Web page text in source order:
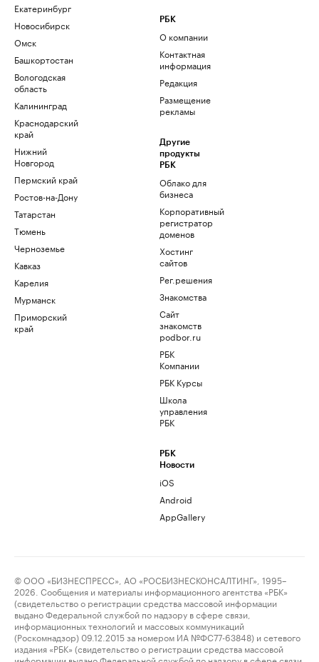
Екатеринбург
Новосибирск
Омск
Башкортостан
Вологодская
область
Калининград
Краснодарский
край
Нижний
Новгород
Пермский край
Ростов-на-Дону
Татарстан
Тюмень
Черноземье
Кавказ
Карелия
Мурманск
Приморский
край
РБК
О компании
Контактная
информация
Редакция
Размещение
рекламы
Другие
продукты
РБК
Облако для
бизнеса
Корпоративный
регистратор
доменов
Хостинг
сайтов
Рег.решения
Знакомства
Сайт
знакомств
podbor.ru
РБК
Компании
РБК Курсы
Школа
управления
РБК
РБК
Новости
iOS
Android
AppGallery
© ООО «БИЗНЕСПРЕСС», АО «РОСБИЗНЕСКОНСАЛТИНГ», 1995–
2026. Сообщения и материалы информационного агентства «РБК»
(свидетельство о регистрации средства массовой информации
выдано Федеральной службой по надзору в сфере связи,
информационных технологий и массовых коммуникаций
(Роскомнадзор) 09.12.2015 за номером ИА №ФС77-63848) и сетевого
издания «РБК» (свидетельство о регистрации средства массовой